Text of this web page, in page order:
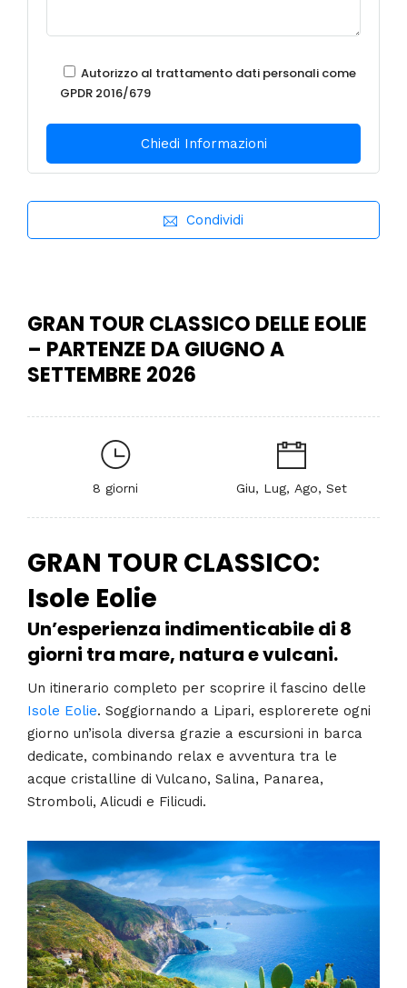
Autorizzo al trattamento dati personali come
GPDR 2016/679
Condividi
GRAN TOUR CLASSICO DELLE EOLIE
– PARTENZE DA GIUGNO A
SETTEMBRE 2026
8 giorni Giu, Lug, Ago, Set
GRAN TOUR CLASSICO:
Isole Eolie
Un’esperienza indimenticabile di 8
giorni tra mare, natura e vulcani.
Un itinerario completo per scoprire il fascino delle
Isole Eolie. Soggiornando a Lipari, esplorerete ogni
giorno un’isola diversa grazie a escursioni in barca
dedicate, combinando relax e avventura tra le
acque cristalline di Vulcano, Salina, Panarea,
Stromboli, Alicudi e Filicudi.